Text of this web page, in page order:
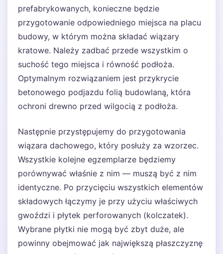
prefabrykowanych, konieczne będzie
przygotowanie odpowiedniego miejsca na placu
budowy, w którym można składać wiązary
kratowe. Należy zadbać przede wszystkim o
suchość tego miejsca i równość podłoża.
Optymalnym rozwiązaniem jest przykrycie
betonowego podjazdu folią budowlaną, która
ochroni drewno przed wilgocią z podłoża.
Następnie przystępujemy do przygotowania
wiązara dachowego, który posłuży za wzorzec.
Wszystkie kolejne egzemplarze będziemy
porównywać właśnie z nim — muszą być z nim
identyczne. Po przycięciu wszystkich elementów
składowych łączymy je przy użyciu właściwych
gwoździ i płytek perforowanych (kolczatek).
Wybrane płytki nie mogą być zbyt duże, ale
powinny obejmować jak największą płaszczyznę